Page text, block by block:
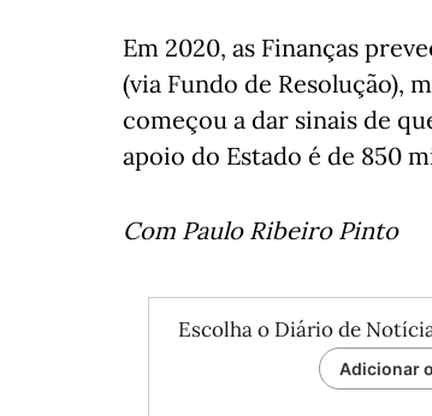
Em 2020, as Finanças
(via Fundo de Resolução),
começou a dar sinais de
apoio do Estado é de 850
Com Paulo Ribeiro Pinto
Escolha o Diário de
Adicionar